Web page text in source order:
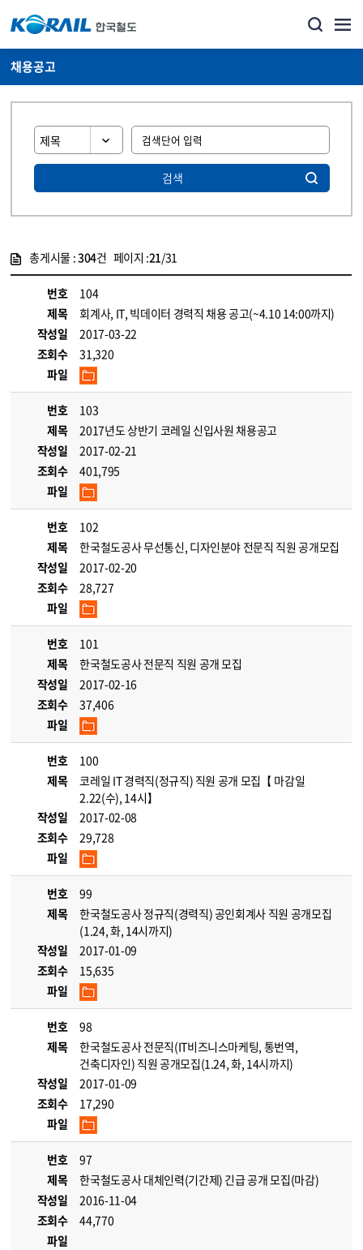
채용공고
검색
총게시물 :304건 페이지 :21/31
번호
104
제목
회계사, IT, 빅데이터 경력직 채용 공고(~4.10 14:00까지)
작성일
2017-03-22
조회수
31,320
파일
번호
103
제목
2017년도 상반기 코레일 신입사원 채용공고
작성일
2017-02-21
조회수
401,795
파일
번호
102
제목
한국철도공사 무선통신, 디자인분야 전문직 직원 공개모집
작성일
2017-02-20
조회수
28,727
파일
번호
101
제목
한국철도공사 전문직 직원 공개 모집
작성일
2017-02-16
조회수
37,406
파일
번호
100
제목
코레일 IT 경력직(정규직) 직원 공개 모집【 마감일
2.22(수), 14시】
작성일
2017-02-08
조회수
29,728
파일
번호
99
제목
한국철도공사 정규직(경력직) 공인회계사 직원 공개모집
(1.24, 화, 14시까지)
작성일
2017-01-09
조회수
15,635
파일
번호
98
제목
한국철도공사 전문직(IT비즈니스마케팅, 통번역,
건축디자인) 직원 공개모집(1.24, 화, 14시까지)
작성일
2017-01-09
조회수
17,290
파일
번호
97
제목
한국철도공사 대체인력(기간제) 긴급 공개 모집(마감)
작성일
2016-11-04
조회수
44,770
파일